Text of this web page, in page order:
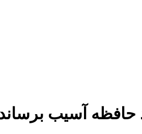
حافظه آسیب